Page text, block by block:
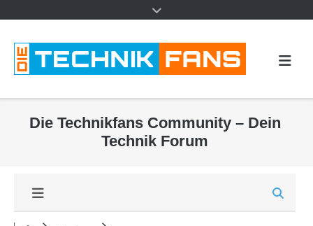
Die Technikfans Community – Dein
Technik Forum